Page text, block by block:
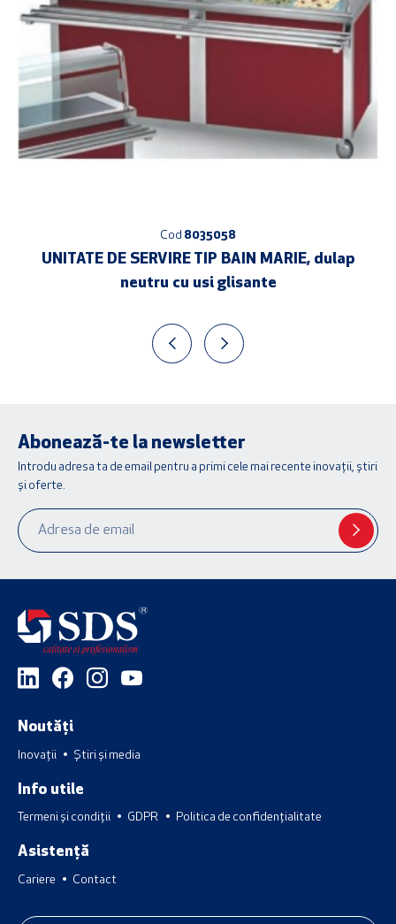
Cod 8035058
UNITATE DE SERVIRE TIP BAIN MARIE, dulap
neutru cu usi glisante
Abonează-te la newsletter
Introdu adresa ta de email pentru a primi cele mai recente inovații, știri
și oferte.
Noutăți
Inovații Știri și media
Info utile
Termeni și condiții GDPR Politica de confidențialitate
Asistență
Cariere Contact